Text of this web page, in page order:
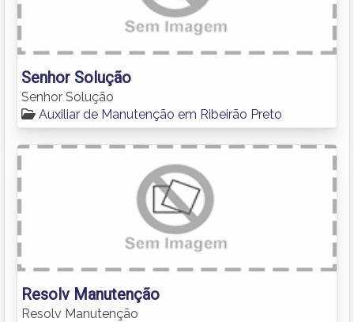
Senhor Solução
Senhor Solução
Auxiliar de Manutenção em Ribeirão Preto
Resolv Manutenção
Resolv Manutenção